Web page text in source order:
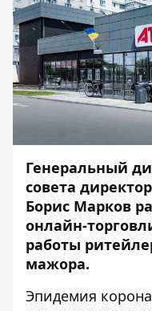
Генеральный
совета
Борис Марков
онлайн-
работы
мажора.
Эпидемия